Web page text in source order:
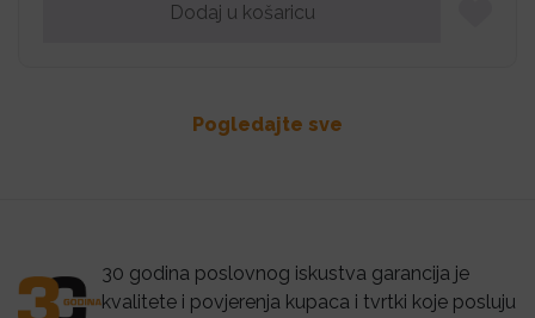
Dodaj u košaricu
Pogledajte sve
30 godina poslovnog iskustva garancija je
kvalitete i povjerenja kupaca i tvrtki koje posluju